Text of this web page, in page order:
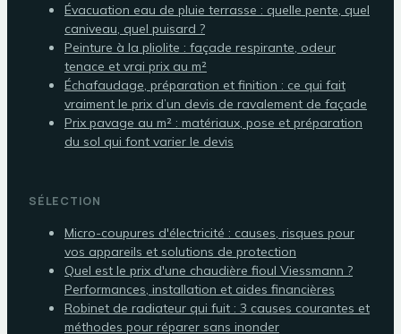
Évacuation eau de pluie terrasse : quelle pente, quel
caniveau, quel puisard ?
Peinture à la pliolite : façade respirante, odeur
tenace et vrai prix au m²
Échafaudage, préparation et finition : ce qui fait
vraiment le prix d’un devis de ravalement de façade
Prix pavage au m² : matériaux, pose et préparation
du sol qui font varier le devis
SÉLECTION
Micro-coupures d'électricité : causes, risques pour
vos appareils et solutions de protection
Quel est le prix d'une chaudière fioul Viessmann ?
Performances, installation et aides financières
Robinet de radiateur qui fuit : 3 causes courantes et
méthodes pour réparer sans inonder